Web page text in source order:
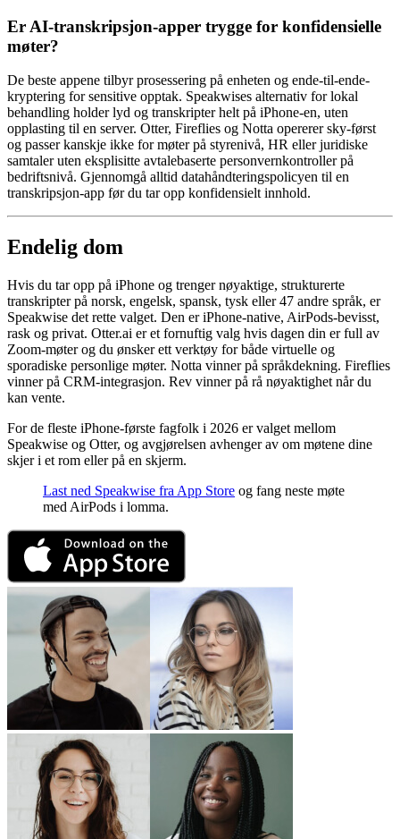
Er AI-transkripsjon-apper trygge for konfidensielle
møter?
De beste appene tilbyr prosessering på enheten og ende-til-ende-
kryptering for sensitive opptak. Speakwises alternativ for lokal
behandling holder lyd og transkripter helt på iPhone-en, uten
opplasting til en server. Otter, Fireflies og Notta opererer sky-først
og passer kanskje ikke for møter på styrenivå, HR eller juridiske
samtaler uten eksplisitte avtalebaserte personvernkontroller på
bedriftsnivå. Gjennomgå alltid datahåndteringspolicyen til en
transkripsjon-app før du tar opp konfidensielt innhold.
Endelig dom
Hvis du tar opp på iPhone og trenger nøyaktige, strukturerte
transkripter på norsk, engelsk, spansk, tysk eller 47 andre språk, er
Speakwise det rette valget. Den er iPhone-native, AirPods-bevisst,
rask og privat. Otter.ai er et fornuftig valg hvis dagen din er full av
Zoom-møter og du ønsker ett verktøy for både virtuelle og
sporadiske personlige møter. Notta vinner på språkdekning. Fireflies
vinner på CRM-integrasjon. Rev vinner på rå nøyaktighet når du
kan vente.
For de fleste iPhone-første fagfolk i 2026 er valget mellom
Speakwise og Otter, og avgjørelsen avhenger av om møtene dine
skjer i et rom eller på en skjerm.
Last ned Speakwise fra App Store og fang neste møte
med AirPods i lomma.